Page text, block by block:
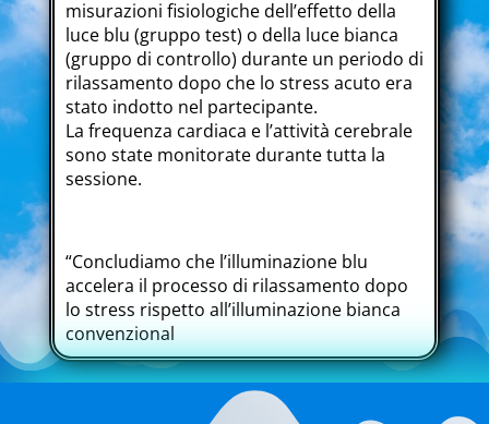
misurazioni fisiologiche dell’effetto della
luce blu (gruppo test) o della luce bianca
(gruppo di controllo) durante un periodo di
rilassamento dopo che lo stress acuto era
stato indotto nel partecipante.
La frequenza cardiaca e l’attività cerebrale
sono state monitorate durante tutta la
sessione.
“Concludiamo che l’illuminazione blu
accelera il processo di rilassamento dopo
lo stress rispetto all’illuminazione bianca
convenzional